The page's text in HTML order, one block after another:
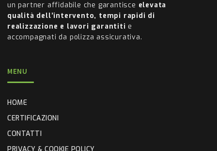
un partner affidabile che garantisce elevata
qualità dell’intervento, tempi rapidi di
realizzazione e lavori garantiti e
accompagnati da polizza assicurativa.
MENU
HOME
CERTIFICAZIONI
CONTATTI